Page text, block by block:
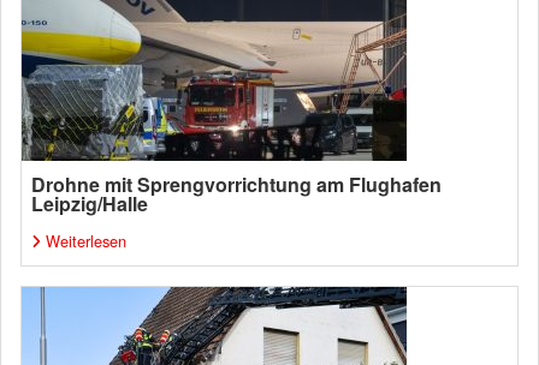
Drohne mit Sprengvorrichtung am Flughafen
Leipzig/Halle
Weiterlesen